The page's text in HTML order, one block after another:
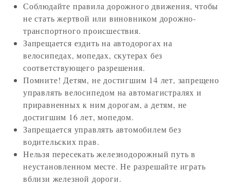
Соблюдайте правила дорожного движения, чтобы
не стать жертвой или виновником дорожно-
транспортного происшествия.
Запрещается ездить на автодорогах на
велосипедах, мопедах, скутерах без
соответствующего разрешения.
Помните! Детям, не достигшим 14 лет, запрещено
управлять велосипедом на автомагистралях и
приравненных к ним дорогам, а детям, не
достигшим 16 лет, мопедом.
Запрещается управлять автомобилем без
водительских прав.
Нельзя пересекать железнодорожный путь в
неустановленном месте. Не разрешайте играть
вблизи железной дороги.